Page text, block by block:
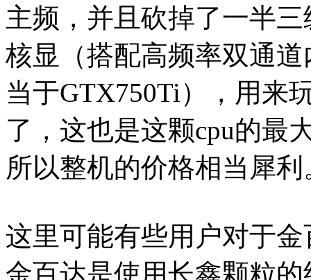
主频，并且砍掉了一半
核显（搭配高频率双通
当于GTX750Ti），用来
了，这也是这颗cpu的最
所以整机的价格相当犀利
这里可能有些用户对于
金百达是使用长鑫颗粒